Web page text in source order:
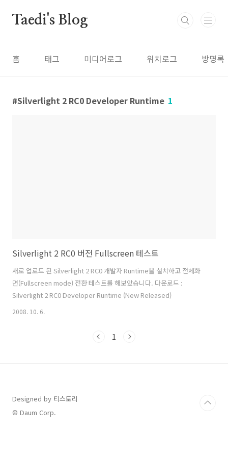
Taedi's Blog
홈 태그 미디어로그 위치로그 방명록
Silverlight 2 RC0 Developer Runtime 1
Silverlight 2 RC0 버전 Fullscreen 테스트
새로 업로드 된 Silverlight 2 RC0 개발자 Runtime을 설치하고 전체화
면(Fullscreen mode) 전환 테스트를 해보았습니다. 다운로드 :
Silverlight 2 RC0 Developer Runtime (New Released)
2008. 10. 6.
1
Designed by 티스토리
© Daum Corp.